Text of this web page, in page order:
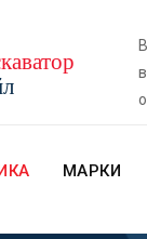
МАРКИ